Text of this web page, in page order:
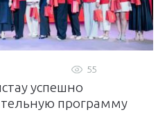
55
успешно
программу